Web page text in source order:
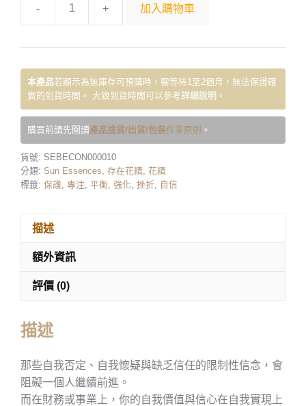
- + 加入購物車
本產品若顯示為無庫存可預購時，需等待1至2個月，無法保證確
實的到貨時間。 大致到貨時間可以參考詳細說明 。
購買前請先閱讀產品撿貨/出貨/包裝作業原則 。
貨號: SEBECON000010
分類: Sun Essences, 存在花精, 花精
標籤: 保護, 專注, 平衡, 強化, 挫折, 自信
描述
額外資訊
評價 (0)
描述
那些自我否定、自我懷疑與缺乏信任的限制性信念，會
阻礙一個人繼續前進。
而在財務或事業上，你的自我價值與信心在自我實現上